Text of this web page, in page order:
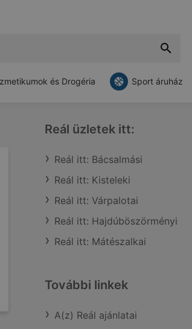
és Drogéria Sport áruház
Reál üzletek itt:
Reál itt: Bácsalmási
Reál itt: Kisteleki
Reál itt: Várpalotai
Reál itt: Hajdúböszörményi
Reál itt: Mátészalkai
További linkek
A(z) Reál ajánlatai